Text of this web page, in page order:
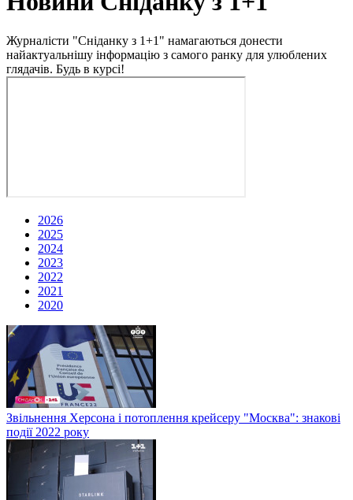
Журналісти "Сніданку з 1+1" намагаються донести
найактуальнішу інформацію з самого ранку для улюблених
глядачів. Будь в курсі!
2026
2025
2024
2023
2022
2021
2020
Звільнення Херсона і потоплення крейсеру "Москва": знакові
події 2022 року